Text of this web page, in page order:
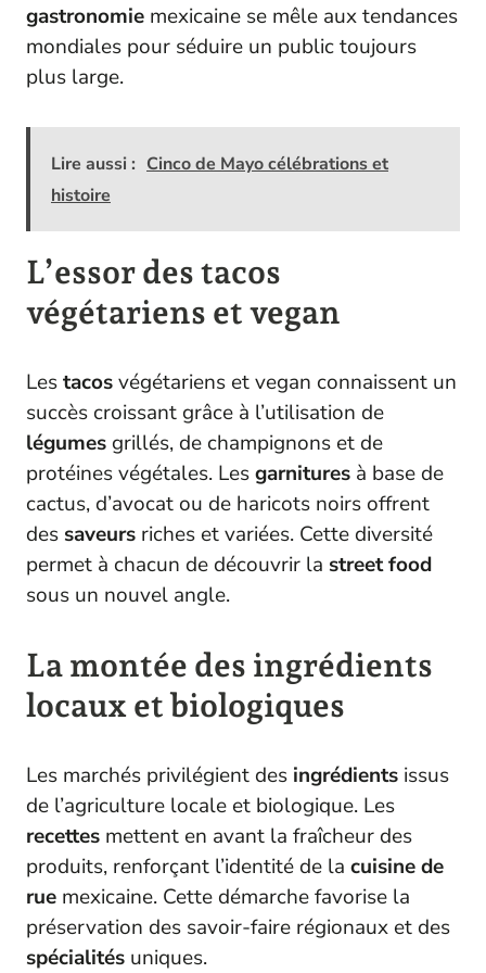
gastronomie mexicaine se mêle aux tendances
mondiales pour séduire un public toujours
plus large.
Lire aussi : Cinco de Mayo célébrations et
histoire
L’essor des tacos
végétariens et vegan
Lestacosvégétariens et vegan connaissent un
succès croissant grâce à l’utilisation de
légumes grillés, de champignons et de
protéines végétales. Lesgarnitures à base de
cactus, d’avocat ou de haricots noirs offrent
des saveurs riches et variées. Cette diversité
permet à chacun de découvrir la street food
sous un nouvel angle.
La montée des ingrédients
locaux et biologiques
Les marchés privilégient des ingrédients issus
de l’agriculture locale et biologique. Les
recettes mettent en avant la fraîcheur des
produits, renforçant l’identité de la cuisine de
rue mexicaine. Cette démarche favorise la
préservation des savoir-faire régionaux et des
spécialités uniques.